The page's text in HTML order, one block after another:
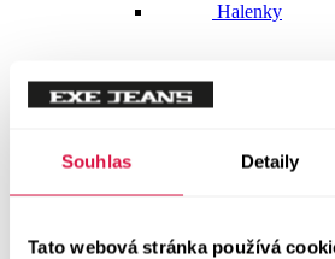
Souhlas Detaily
Tato webová stránka používá
Halenky
Vše v kategorii Svetry
Mikiny